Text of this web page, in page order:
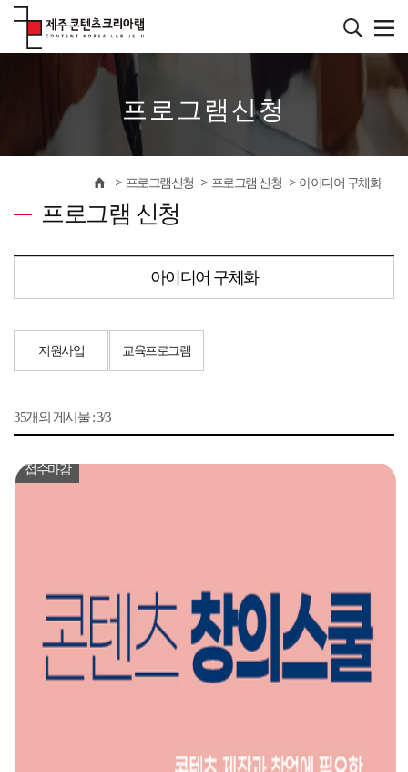
본
문
프로그램신청
프로그램 신청
프로그램신청 프로그램 신청 아이디어 구체화
아이디어 구체화
지원사업 교육프로그램
35개의 게시물 : 3/3
접수마감